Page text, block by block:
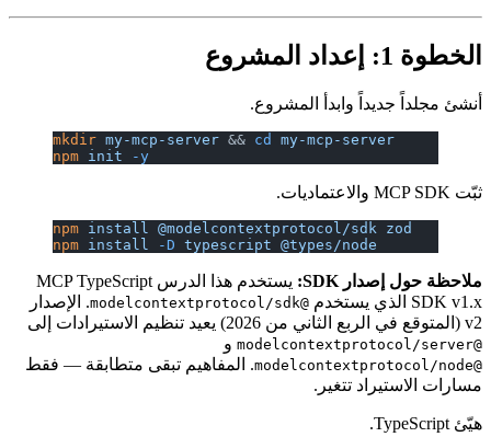
الخطوة 1: إعداد المشروع
أنشئ مجلداً جديداً وابدأ المشروع.
mkdir my-mcp-server && cd my-mcp-server
npm init -y
ثبّت MCP SDK والاعتماديات.
npm install @modelcontextprotocol/sdk zod
npm install -D typescript @types/node
ملاحظة حول إصدار SDK:
يستخدم هذا الدرس MCP TypeScript
SDK v1.x الذي يستخدم
@modelcontextprotocol/sdk
. الإصدار
v2 (المتوقع في الربع الثاني من 2026) يعيد تنظيم الاستيرادات إلى
و
. المفاهيم تبقى متطابقة — فقط
مسارات الاستيراد تتغير.
هيّئ TypeScript.